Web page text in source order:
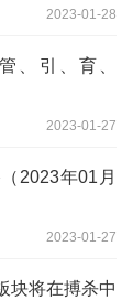
2023-01-28
、引、育、
2023-01-27
2023年01月
2023-01-27
块将在搏杀中